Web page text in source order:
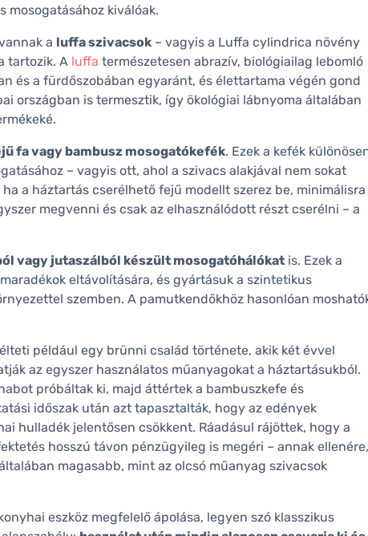
mosogatásához kiválóak.
a luffa szivacsok – vagyis a Luffa cylindrica növény
tartozik. A luffa természetesen abrazív, biológiailag lebomló
és a fürdőszobában egyaránt, és élettartama végén gond
országban is termesztik, így ökológiai lábnyoma általában
fa vagy bambusz mosogatókefék. Ezek a kefék
– vagyis ott, ahol a szivacs alakjával nem sokat
a háztartás cserélhető fejű modellt szerez be, minimálisra
megvenni és csak az elhasználódott részt cserélni – a
vagy jutaszálból készült mosogatóhálókat is. Ezek a
eltávolítására, és gyártásuk a szintetikus
szemben. A pamutkendőkhöz hasonlóan
például egy brünni család története, akik két évvel
az egyszer használatos műanyagokat a háztartásukból.
próbáltak ki, majd áttértek a bambuszkefe és
időszak után azt tapasztalták, hogy az edények
hulladék jelentősen csökkent. Ráadásul rájöttek, hogy a
hosszú távon pénzügyileg is megéri – annak ellenére,
magasabb, mint az olcsó műanyag szivacsok
eszköz megfelelő ápolása, legyen szó klasszikus